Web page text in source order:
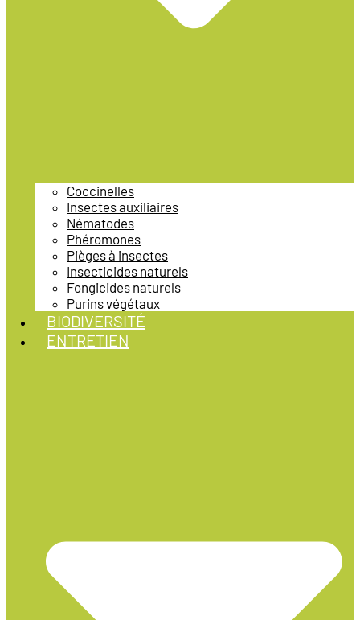
Coccinelles
Insectes auxiliaires
Nématodes
Phéromones
Pièges à insectes
Insecticides naturels
Fongicides naturels
Purins végétaux
BIODIVERSITÉ
ENTRETIEN